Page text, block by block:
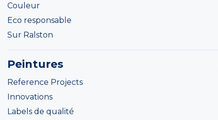
Couleur
Eco responsable
Sur Ralston
Peintures
Reference Projects
Innovations
Labels de qualité